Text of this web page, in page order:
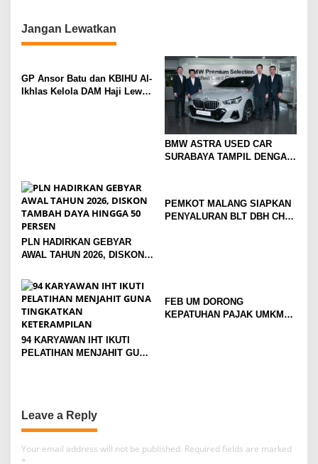
o
n
Jangan Lewatkan
GP Ansor Batu dan KBIHU Al-
Ikhlas Kelola DAM Haji Lewat
BMW ASTRA USED CAR
SURABAYA TAMPIL DENGAN
PREMIUM
PLN HADIRKAN GEBYAR
AWAL TAHUN 2026, DISKON
PERSEN
PEMKOT MALANG SIAPKAN
PENYALURAN BLT DBH CHT
94 KARYAWAN IHT IKUTI
PELATIHAN MENJAHIT GUNA
FEB UM DORONG
KEPATUHAN PAJAK UMKM
Leave a Reply
Your email address will not be published. Required fields are marked